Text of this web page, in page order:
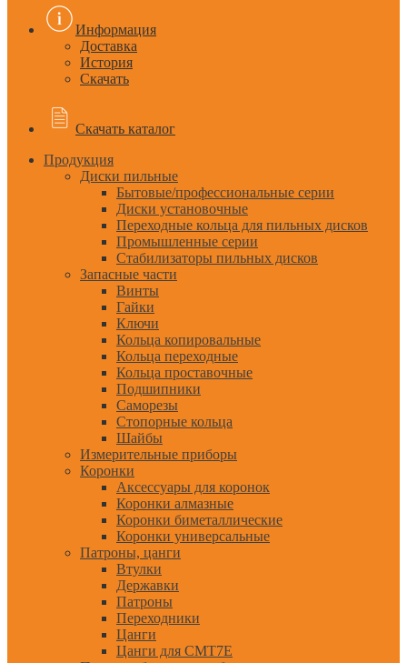
Информация
Доставка
История
Скачать
Скачать каталог
Продукция
Диски пильные
Бытовые/профессиональные серии
Диски установочные
Переходные кольца для пильных дисков
Промышленные серии
Стабилизаторы пильных дисков
Запасные части
Винты
Гайки
Ключи
Кольца копировальные
Кольца переходные
Кольца проставочные
Подшипники
Саморезы
Стопорные кольца
Шайбы
Измерительные приборы
Коронки
Аксессуары для коронок
Коронки алмазные
Коронки биметаллические
Коронки универсальные
Патроны, цанги
Втулки
Державки
Патроны
Переходники
Цанги
Цанги для CMT7E